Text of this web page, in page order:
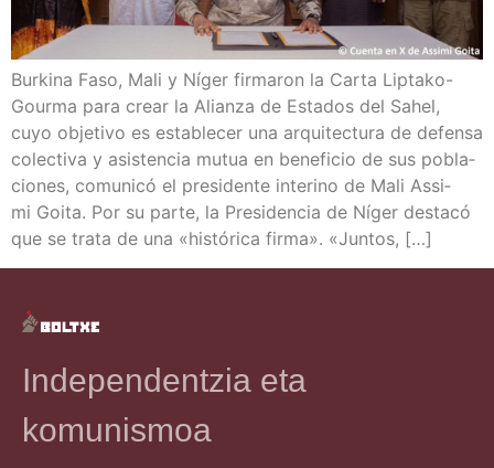
Bur­ki­na Faso, Mali y Níger fir­ma­ron la Car­ta Lip­­ta­­ko-
Gou­r­­ma para crear la Alian­za de Esta­dos del Sahel,
cuyo obje­ti­vo es esta­ble­cer una arqui­tec­tu­ra de defen­sa
colec­ti­va y asis­ten­cia mutua en bene­fi­cio de sus pobla­
cio­nes, comu­ni­có el pre­si­den­te inte­ri­no de Mali Assi­
mi Goi­ta. Por su par­te, la Pre­si­den­cia de Níger des­ta­có
que se tra­ta de una «his­tó­ri­ca fir­ma». «Jun­tos, […]
Independentzia eta
komunismoa